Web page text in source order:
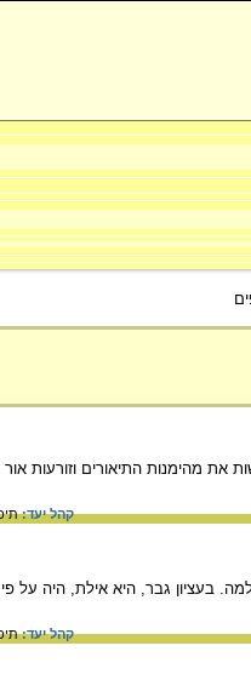
את מהימנות התיאורים וזורעות
קהל יעד:
בעציון גבר, היא אילת, היה על
קהל יעד: